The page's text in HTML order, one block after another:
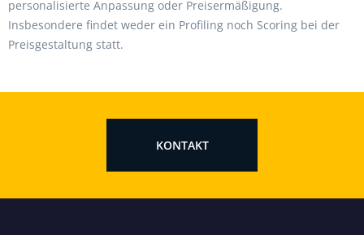
personalisierte Anpassung oder Preisermäßigung.
Insbesondere findet weder ein Profiling noch Scoring bei der
Preisgestaltung statt.
KONTAKT